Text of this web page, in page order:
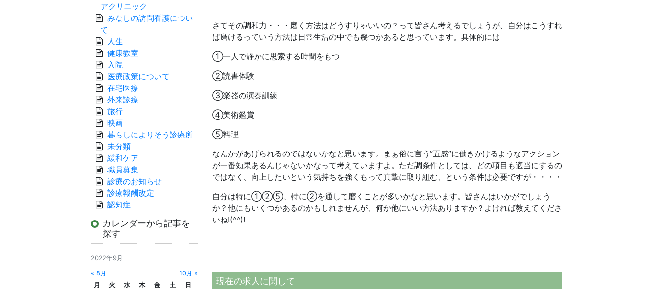
さてその調和力・・・磨く方法はどうすりゃいいの？って皆さん考えるでしょうが、自分はこうすれ
ば磨けるっていう方法は日常生活の中でも幾つかあると思っています。具体的には
①一人で静かに思索する時間をもつ
②読書体験
③楽器の演奏訓練
④美術鑑賞
⑤料理
なんかがあげられるのではないかなと思います。まぁ俗に言う”五感”に働きかけるようなアクション
が一番効果あるんじゃないかなって考えていますよ。ただ調条件としては、どの項目も適当にするの
ではなく、向上したいという気持ちを強くもって真摯に取り組む、という条件は必要ですが・・・・
自分は特に①②⑤、特に②を通して磨くことが多いかなと思います。皆さんはいかがでしょう
か？他にもいくつかあるのかもしれませんが、何か他にいい方法ありますか？よければ教えてくださ
いね!(^^)!
現在の求人に関して
アクリニック
みなしの訪問看護につい
て
人生
健康教室
入院
医療政策について
在宅医療
外来診療
旅行
映画
暮らしによりそう診療所
未分類
緩和ケア
職員募集
診療のお知らせ
診療報酬改定
認知症
カレンダーから記事を
探す
2022年9月
« 8月
10月 »
月
火 水 木 金 土
日